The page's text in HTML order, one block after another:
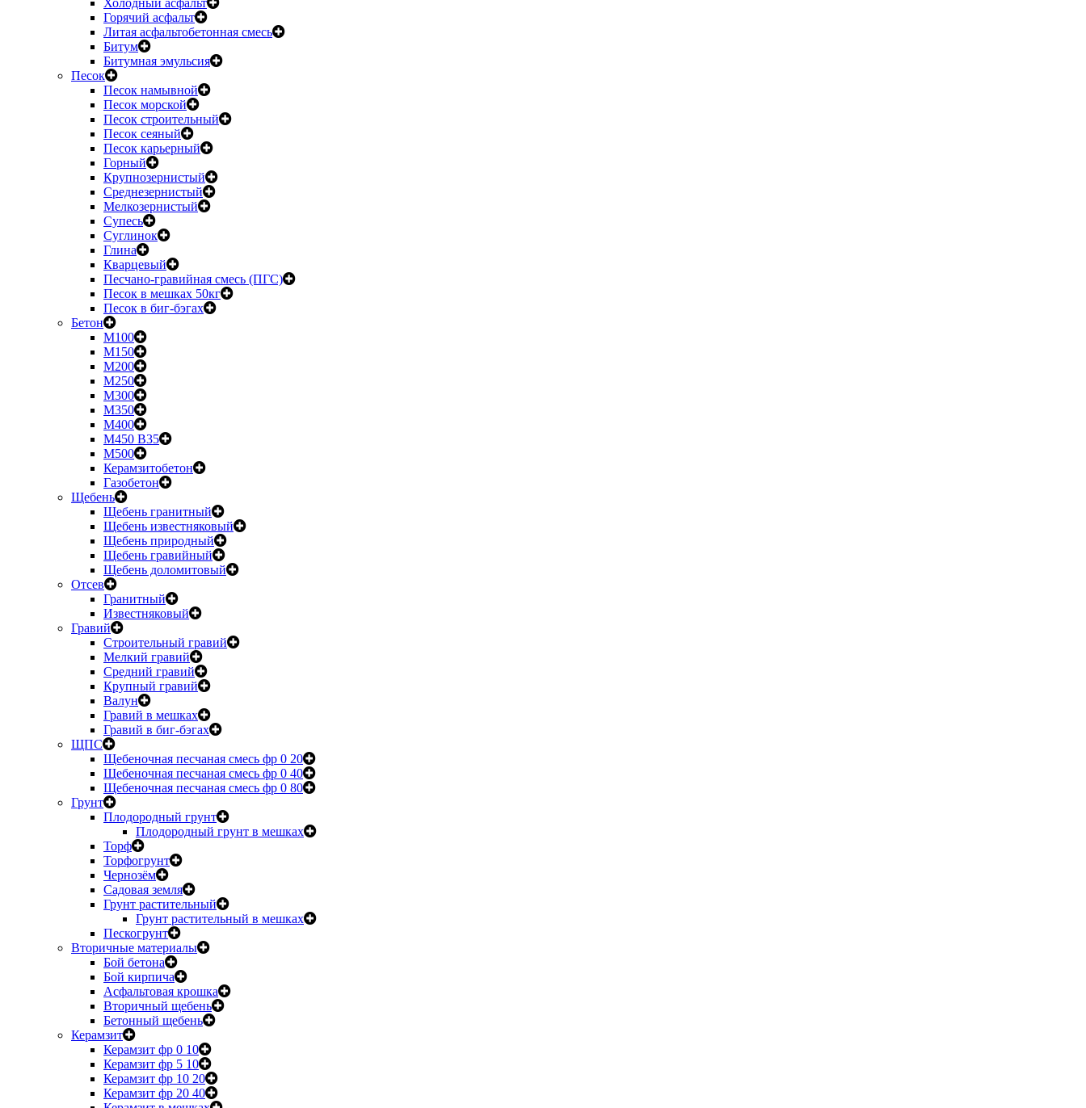
Холодный асфальт
Горячий асфальт
Литая асфальтобетонная смесь
Битум
Битумная эмульсия
Песок
Песок намывной
Песок морской
Песок строительный
Песок сеяный
Песок карьерный
Горный
Крупнозернистый
Среднезернистый
Мелкозернистый
Супесь
Суглинок
Глина
Кварцевый
Песчано-гравийная смесь (ПГС)
Песок в мешках 50кг
Песок в биг-бэгах
Бетон
М100
М150
М200
М250
М300
М350
М400
М450 B35
М500
Керамзитобетон
Газобетон
Щебень
Щебень гранитный
Щебень известняковый
Щебень природный
Щебень гравийный
Щебень доломитовый
Отсев
Гранитный
Известняковый
Гравий
Строительный гравий
Мелкий гравий
Средний гравий
Крупный гравий
Валун
Гравий в мешках
Гравий в биг-бэгах
ЩПС
Щебеночная песчаная смесь фр 0 20
Щебеночная песчаная смесь фр 0 40
Щебеночная песчаная смесь фр 0 80
Грунт
Плодородный грунт
Плодородный грунт в мешках
Торф
Торфогрунт
Чернозём
Садовая земля
Грунт растительный
Грунт растительный в мешках
Пескогрунт
Вторичные материалы
Бой бетона
Бой кирпича
Асфальтовая крошка
Вторичный щебень
Бетонный щебень
Керамзит
Керамзит фр 0 10
Керамзит фр 5 10
Керамзит фр 10 20
Керамзит фр 20 40